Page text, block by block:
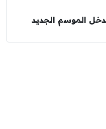
الموسم الجديد